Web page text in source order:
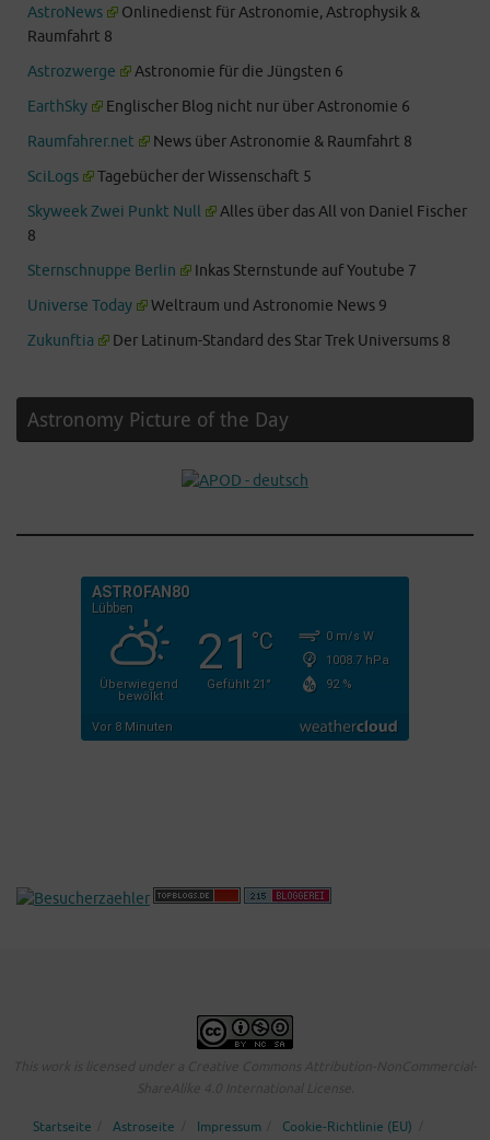
AstroNews
Onlinedienst für Astronomie, Astrophysik &
Raumfahrt 8
Astrozwerge
Astronomie für die Jüngsten 6
EarthSky
Englischer Blog nicht nur über Astronomie 6
Raumfahrer.net
News über Astronomie & Raumfahrt 8
SciLogs
Tagebücher der Wissenschaft 5
Skyweek Zwei Punkt Null
Alles über das All von Daniel Fischer
8
Sternschnuppe Berlin
Inkas Sternstunde auf Youtube 7
Universe Today
Weltraum und Astronomie News 9
Zukunftia
Der Latinum-Standard des Star Trek Universums 8
Astronomy Picture of the Day
Startseite Astroseite Impressum
Cookie-Richtlinie (EU)